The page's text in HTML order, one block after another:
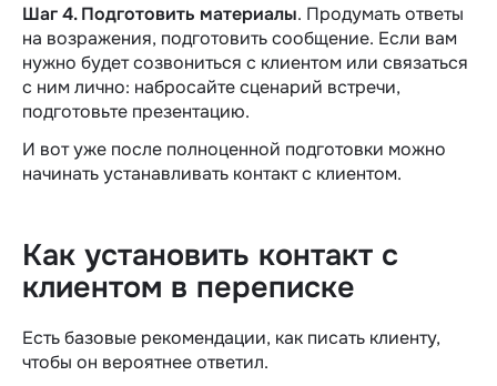
Шаг 4. Подготовить материалы. Продумать ответы
на возражения, подготовить сообщение. Если вам
нужно будет созвониться с клиентом или связаться
с ним лично: набросайте сценарий встречи,
подготовьте презентацию.
И вот уже после полноценной подготовки можно
начинать устанавливать контакт с клиентом.
Как установить контакт с
клиентом в переписке
Есть базовые рекомендации, как писать клиенту,
чтобы он вероятнее ответил.